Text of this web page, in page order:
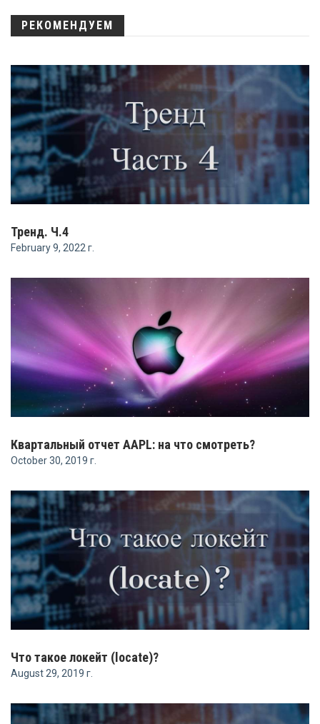
РЕКОМЕНДУЕМ
Тренд. Ч.4
February 9, 2022 г.
Квартальный отчет AAPL: на что смотреть?
October 30, 2019 г.
Что такое локейт (locate)?
August 29, 2019 г.